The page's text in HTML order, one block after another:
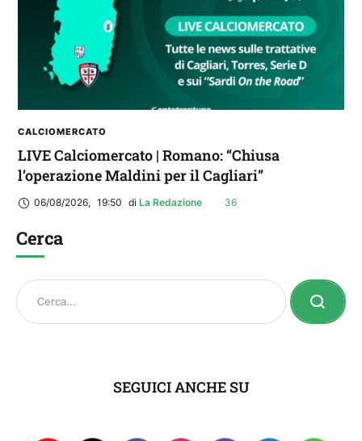
CALCIOMERCATO
LIVE Calciomercato | Romano: “Chiusa
l’operazione Maldini per il Cagliari”
06/08/2026, 19:50 di La Redazione 36
Cerca
SEGUICI ANCHE SU